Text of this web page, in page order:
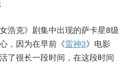
浩克》剧集中出现的萨卡星8级
，因为在早前《雷神3》电影
了很长一段时间，在这段时间